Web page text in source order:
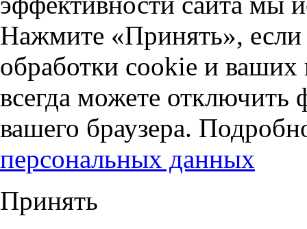
Нажмите «Принять», если
обработки cookie и
всегда можете отключить
вашего браузера.
персональных данных
Принять